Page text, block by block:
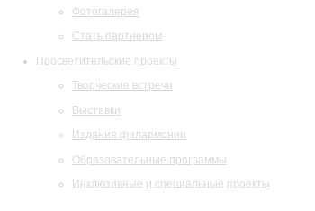
Фотогалерея
Стать партнером
Просветительские проекты
Творческие встречи
Выставки
Издания филармонии
Образовательные программы
Инклюзивные и специальные проекты